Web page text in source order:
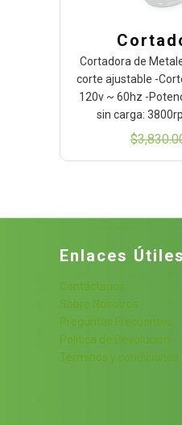
Cortadora de
corte ajustable -
120v ~ 60hz -
sin carga:
$
Enlaces Útiles
Contáctanos
Sobre Nosotros
Preguntas Frecuentes
Política de Devolución
Términos y condiciones